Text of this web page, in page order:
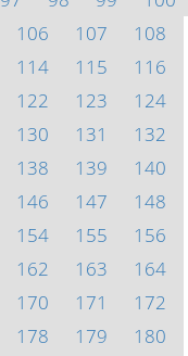
106 107
108
114 115
116
122 123
124
130 131
132
138 139
140
146 147
148
154 155
156
162 163
164
170 171
172
178 179
180